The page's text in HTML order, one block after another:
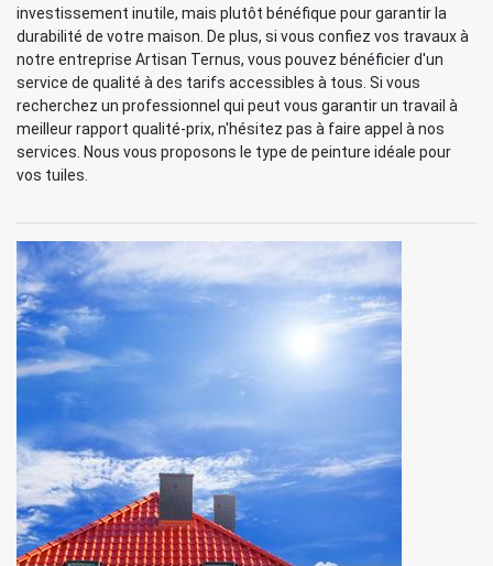
investissement inutile, mais plutôt bénéfique pour garantir la
durabilité de votre maison. De plus, si vous confiez vos travaux à
notre entreprise Artisan Ternus, vous pouvez bénéficier d'un
service de qualité à des tarifs accessibles à tous. Si vous
recherchez un professionnel qui peut vous garantir un travail à
meilleur rapport qualité-prix, n'hésitez pas à faire appel à nos
services. Nous vous proposons le type de peinture idéale pour
vos tuiles.